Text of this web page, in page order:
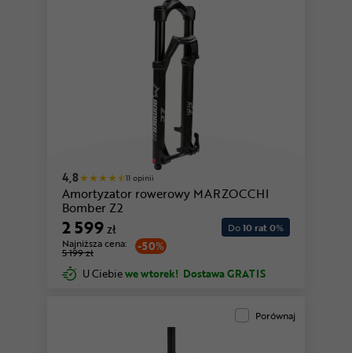
4,8 11 opinii
Amortyzator rowerowy MARZOCCHI
Bomber Z2
2 599zł
-50%
Najniższa cena:
5 199 zł
Do10 rat 0%
U Ciebiewe wtorek! Dostawa GRATIS
Porównaj